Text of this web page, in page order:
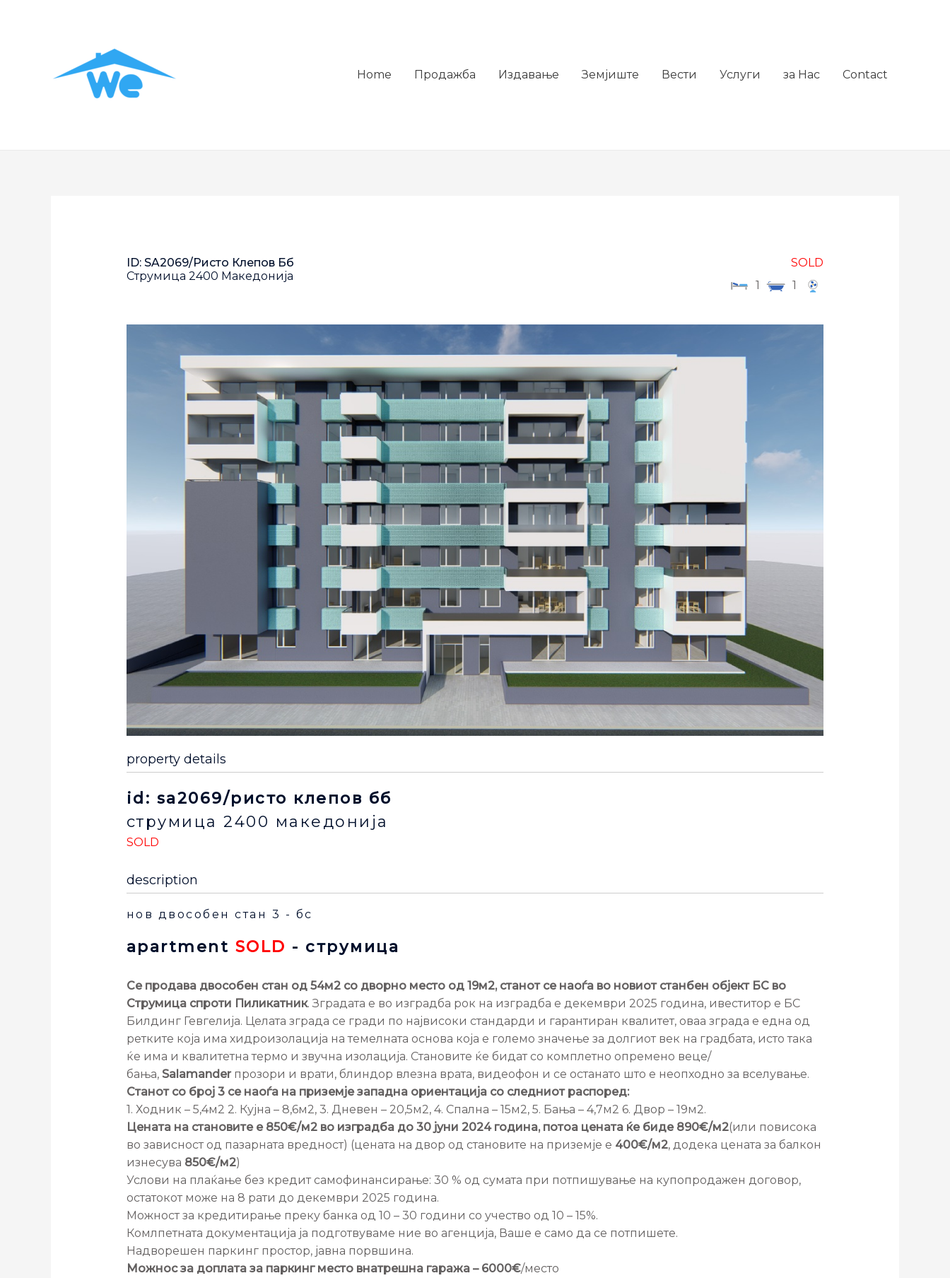
Home Продажба Издавање Земјиште Вести Услуги за Нас Contact
ID: SA2069/Ристо Клепов Бб
Струмица 2400 Македонија
SOLD
1
1
property details
id: sa2069/ристо клепов бб
струмица 2400 македонија
SOLD
description
нов двособен стан 3 - бс
apartment SOLD - струмица
Се продава двособен стан од 54м2 со дворно место од 19м2, станот се наоѓа во новиот станбен објект БС во
Струмица спроти Пиликатник. Зградата е во изградба рок на изградба е декември 2025 година, ивеститор е БС
Билдинг Гевгелија. Целата зграда се гради по највисоки стандарди и гарантиран квалитет, оваа зграда е една од
ретките која има хидроизолација на темелната основа која е големо значење за долгиот век на градбата, исто така
ќе има и квалитетна термо и звучна изолација. Становите ќе бидат со комплетно опремено веце/
бања, Salamanderпрозори и врати, блиндор влезна врата, видеофон и се останато што е неопходно за вселување.
Станот со број 3 се наоѓа на приземје западна ориентација со следниот распоред:
1. Ходник – 5,4м2 2. Кујна – 8,6м2, 3. Дневен – 20,5м2, 4. Спална – 15м2, 5. Бања – 4,7м2 6. Двор – 19м2.
Цената на становите е 850€/м2 во изградба до 30 јуни 2024 година, потоа цената ќе биде 890€/м2(или повисока
во зависност од пазарната вредност) (цената на двор од становите на приземје е 400€/м2, додека цената за балкон
изнесува 850€/м2)
Услови на плаќање без кредит самофинансирање: 30 % од сумата при потпишување на купопродажен договор,
остатокот може на 8 рати до декември 2025 година.
Можност за кредитирање преку банка од 10 – 30 години со учество од 10 – 15%.
Комлпетната документација ја подготвуваме ние во агенција, Ваше е само да се потпишете.
Надворешен паркинг простор, јавна порвшина.
Можнос за доплата за паркинг место внатрешна гаража – 6000€/место